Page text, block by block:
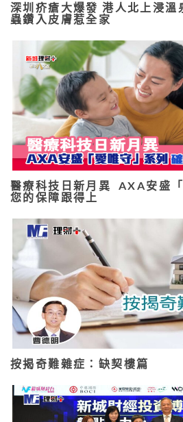
深圳疥瘡大爆發 港人北上浸溫
蟲鑽入皮膚惹全家
醫療科技日新月異 AXA安盛
您的保障跟得上
按揭奇難雜症：缺契樓篇